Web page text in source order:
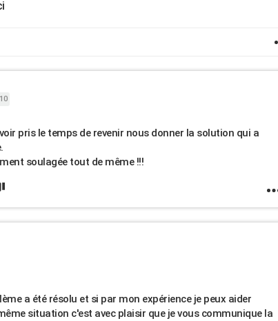
10
pris le temps de revenir nous donner la solution qui a
soulagée tout de même !!!
a été résolu et si par mon expérience je peux aider
situation c'est avec plaisir que je vous communique la